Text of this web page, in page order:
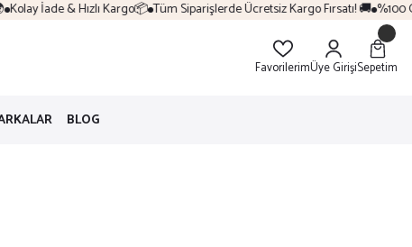
İade & Hızlı Kargo📦 Tüm Siparişlerde Ücretsiz Kargo Fırsatı! 🚚 %100
FavorilerimÜye GirişiSepetim
BLOG